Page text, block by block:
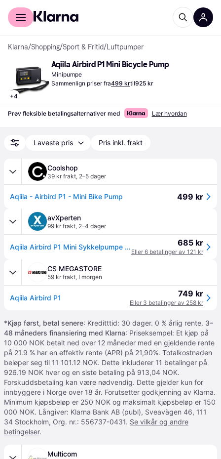
For kunder
Klarna/Shopping/Sport & Fritid/Luftpumper
+4
Aqiila Airbird P1 Mini Bicycle Pump
Minipumpe
Sammenlign priser fra499 krtil925 kr
Prøv fleksible betalingsalternativer med Lær hvordan
Laveste pris Pris inkl. frakt
Coolshop
39 kr frakt, 2–5 dager
Aqiila - Airbird P1 - Mini Bike Pump 499 kr
avXperten
99 kr frakt, 2–4 dager
Aqiila Airbird P1 Mini Sykkelpumpe - 120 PSI, USB-C, LED-lys, 118g - Svart 685 kr
Eller 6 betalinger av 121 kr
CS MEGASTORE
59 kr frakt, I morgen
Aqiila Airbird P1 749 kr
Eller 3 betalinger av 258 kr
*Kjøp først, betal senere: Kreditttid: 30 dager. 0 % årlig rente. 3–
48 måneders finansiering med Klarna: Priseksempel: Et kjøp på
10 000 NOK betalt ned over 12 måneder med en gjeldende rente
på 21.9 % har en effektiv rente (APR) på 21,90%. Totalkostnaden
beløper seg til 11 101.12 NOK. Dette inkluderer 11 betalinger på
926.19 NOK hver og en siste betaling på 913,04 NOK.
Forskuddsbetaling kan være nødvendig. Dette gjelder kun for
innbyggere i Norge over 18 år. Forutsetter godkjenning av Klarna.
Minimum kjøpsbeløp er 250 NOK og maksimalt kjøpsbeløp er 150
000 NOK. Långiver: Klarna Bank AB (publ), Sveavägen 46, 111
34 Stockholm, Org. nr.: 556737-0431. Se vilkår og andre
betingelser.
Multicom